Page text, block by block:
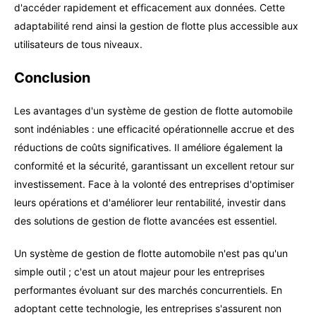
d'accéder rapidement et efficacement aux données. Cette
adaptabilité rend ainsi la gestion de flotte plus accessible aux
utilisateurs de tous niveaux.
Conclusion
Les avantages d'un système de gestion de flotte automobile
sont indéniables : une efficacité opérationnelle accrue et des
réductions de coûts significatives. Il améliore également la
conformité et la sécurité, garantissant un excellent retour sur
investissement. Face à la volonté des entreprises d'optimiser
leurs opérations et d'améliorer leur rentabilité, investir dans
des solutions de gestion de flotte avancées est essentiel.
Un système de gestion de flotte automobile n'est pas qu'un
simple outil ; c'est un atout majeur pour les entreprises
performantes évoluant sur des marchés concurrentiels. En
adoptant cette technologie, les entreprises s'assurent non